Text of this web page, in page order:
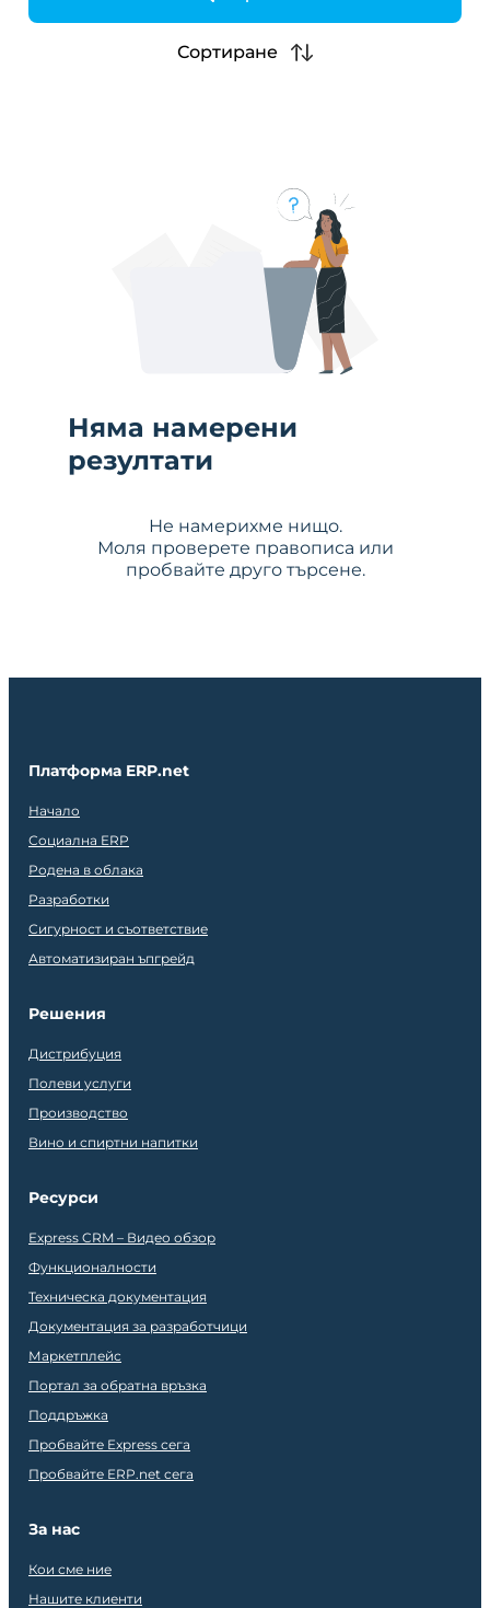
h
Сортиране
Няма намерени
резултати
Не намерихме нищо.
Моля проверете правописа или
пробвайте друго търсене.
Платформа ERP.net
Начало
Социална ERP
Родена в облака
Разработки
Сигурност и съответствие
Автоматизиран ъпгрейд
Решения
Дистрибуция
Полеви услуги
Производство
Вино и спиртни напитки
Ресурси
Express CRM – Видео обзор
Функционалности
Техническа документация
Документация за разработчици
Маркетплейс
Портал за обратна връзка
Поддръжка
Пробвайте Express сега
Пробвайте ERP.net сега
За нас
Кои сме ние
Нашите клиенти